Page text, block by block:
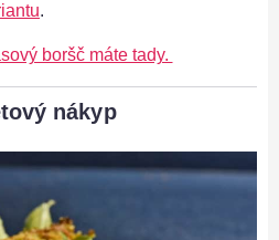
.
boršč máte tady.
nákyp